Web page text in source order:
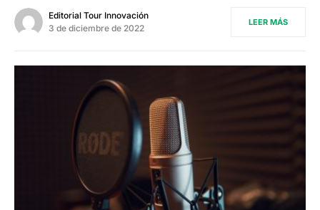
Editorial Tour Innovación
3 de diciembre de 2022
LEER MÁS